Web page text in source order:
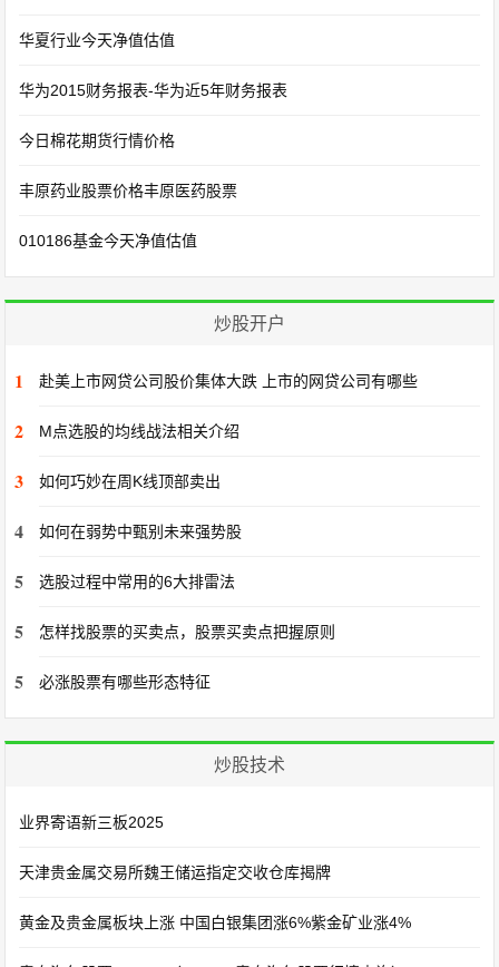
华夏行业今天净值估值
华为2015财务报表-华为近5年财务报表
今日棉花期货行情价格
丰原药业股票价格丰原医药股票
010186基金今天净值估值
炒股开户
1 赴美上市网贷公司股价集体大跌 上市的网贷公司有哪些
2 M点选股的均线战法相关介绍
3 如何巧妙在周K线顶部卖出
4 如何在弱势中甄别未来强势股
5 选股过程中常用的6大排雷法
5 怎样找股票的买卖点，股票买卖点把握原则
5 必涨股票有哪些形态特征
炒股技术
业界寄语新三板2025
天津贵金属交易所魏王储运指定交收仓库揭牌
黄金及贵金属板块上涨 中国白银集团涨6%紫金矿业涨4%